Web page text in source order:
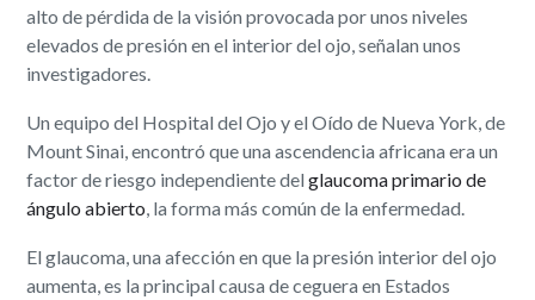
alto de pérdida de la visión provocada por unos niveles
elevados de presión en el interior del ojo, señalan unos
investigadores.
Un equipo del Hospital del Ojo y el Oído de Nueva York, de
Mount Sinai, encontró que una ascendencia africana era un
factor de riesgo independiente delglaucoma primario de
ángulo abierto , la forma más común de la enfermedad.
El glaucoma, una afección en que la presión interior del ojo
aumenta, es la principal causa de ceguera en Estados